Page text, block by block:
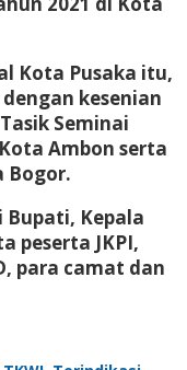
Kota Pusaka itu,
kesenian
Seminai
Ambon serta
Bogor.
Bupati, Kepala
peserta JKPI,
para camat dan